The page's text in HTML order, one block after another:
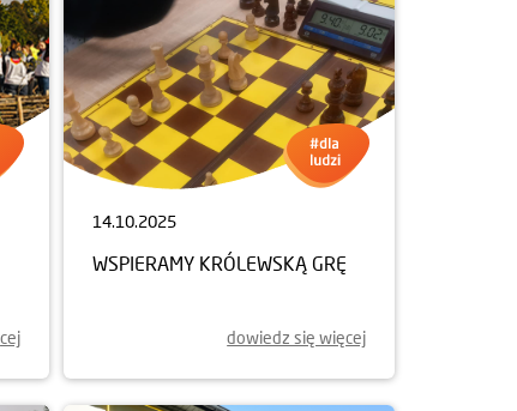
14.10.2025
WSPIERAMY KRÓLEWSKĄ GRĘ
dowiedz się więcej